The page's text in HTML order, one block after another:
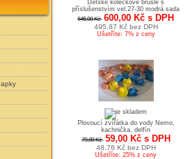
Dětské kolečkové brusle s
příslušenstvím vel.27-30 modrá sada
645,00 Kč 600,00 Kč s DPH
495,87 Kč bez DPH
Ušetříte: 7% z ceny
Plovoucí zvířátka do vody Nemo,
kachnička, delfín
79,00 Kč 59,00 Kč s DPH
48,76 Kč bez DPH
Ušetříte: 25% z ceny